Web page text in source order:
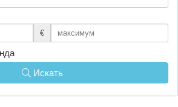
€
Искать